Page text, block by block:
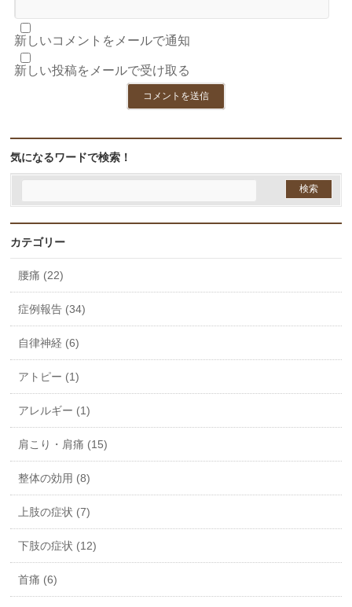
新しいコメントをメールで通知
新しい投稿をメールで受け取る
気になるワードで検索！
カテゴリー
腰痛 (22)
症例報告 (34)
自律神経 (6)
アトピー (1)
アレルギー (1)
肩こり・肩痛 (15)
整体の効用 (8)
上肢の症状 (7)
下肢の症状 (12)
首痛 (6)